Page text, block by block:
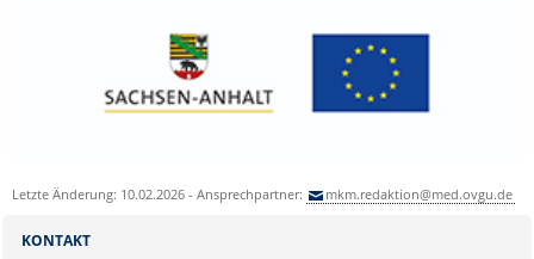
Letzte Änderung: 10.02.2026 - Ansprechpartner: mkm.redaktion@med.ovgu.de
KONTAKT